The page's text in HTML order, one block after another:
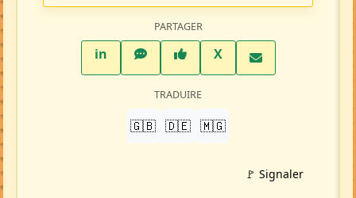
PARTAGER
inLinkedInWhatsAppFacebook
XTwitter X
TRADUIRE
🇬🇧 🇩🇪 🇲🇬
🚩 Signaler